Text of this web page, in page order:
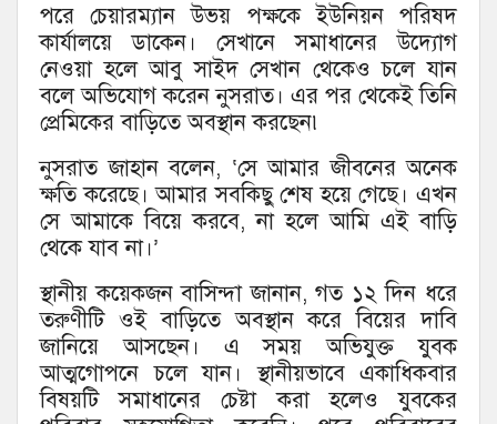
পরে চেয়ারম্যান উভয় পক্ষকে ইউনিয়ন পরিষদ
কার্যালয়ে ডাকেন। সেখানে সমাধানের উদ্যোগ
নেওয়া হলে আবু সাইদ সেখান থেকেও চলে যান
বলে অভিযোগ করেন নুসরাত। এর পর থেকেই তিনি
প্রেমিকের বাড়িতে অবস্থান করছেন৷
নুসরাত জাহান বলেন, ‘সে আমার জীবনের অনেক
ক্ষতি করেছে। আমার সবকিছু শেষ হয়ে গেছে। এখন
সে আমাকে বিয়ে করবে, না হলে আমি এই বাড়ি
থেকে যাব না।’
স্থানীয় কয়েকজন বাসিন্দা জানান, গত ১২ দিন ধরে
তরুণীটি ওই বাড়িতে অবস্থান করে বিয়ের দাবি
জানিয়ে আসছেন। এ সময় অভিযুক্ত যুবক
আত্মগোপনে চলে যান। স্থানীয়ভাবে একাধিকবার
বিষয়টি সমাধানের চেষ্টা করা হলেও যুবকের